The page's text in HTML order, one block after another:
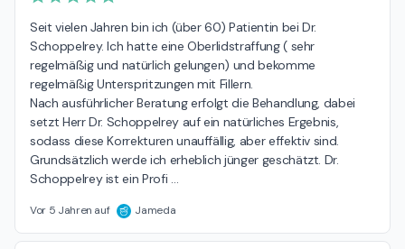
Seit vielen Jahren bin ich (über 60) Patientin bei Dr.
Schoppelrey. Ich hatte eine Oberlidstraffung ( sehr
regelmäßig und natürlich gelungen) und bekomme
regelmäßig Unterspritzungen mit Fillern.
Nach ausführlicher Beratung erfolgt die Behandlung, dabei
setzt Herr Dr. Schoppelrey auf ein natürliches Ergebnis,
sodass diese Korrekturen unauffällig, aber effektiv sind.
Grundsätzlich werde ich erheblich jünger geschätzt. Dr.
Schoppelrey ist ein Profi …
Vor 5 Jahren auf Jameda